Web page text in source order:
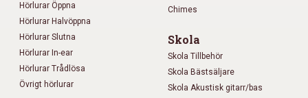
Hörlurar Öppna
Hörlurar Halvöppna
Hörlurar Slutna
Hörlurar In-ear
Hörlurar Trådlösa
Övrigt hörlurar
Chimes
Skola
Skola Tillbehör
Skola Bästsäljare
Skola Akustisk gitarr/bas